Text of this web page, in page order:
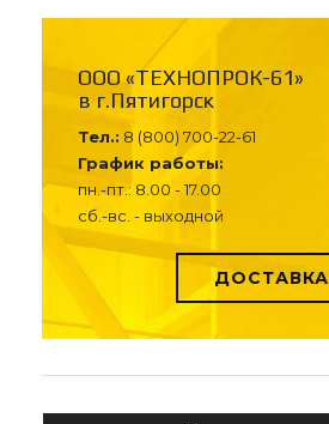
ООО «ТЕХНОПРОК-61»
в г.Пятигорск
Тел.: 8 (800) 700-22-61
График работы:
пн.-пт.: 8.00 - 17.00
сб.-вс. - выходной
ДОСТАВКА